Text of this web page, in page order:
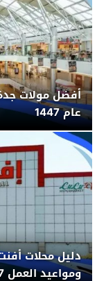
أفضل مولات
عام 1447
دليل محلات
ومواعيد العمل 1447